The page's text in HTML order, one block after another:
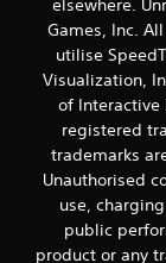
elsewhere.
Games, Inc.
utilise
Visualization,
of Interactive
registered
trademarks
Unauthorised
use,
public
product or any